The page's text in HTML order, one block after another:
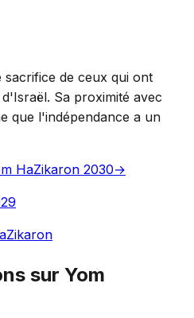
de ceux qui ont
Sa proximité avec
que l'indépendance a un
HaZikaron 2030→
sur Yom